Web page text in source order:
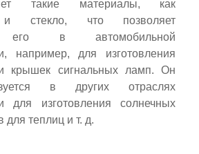
такие материалы, как
и стекло, что позволяет
его в автомобильной
например, для изготовления
крышек сигнальных ламп. Он
в других отраслях
для изготовления солнечных
для теплиц и т. д.